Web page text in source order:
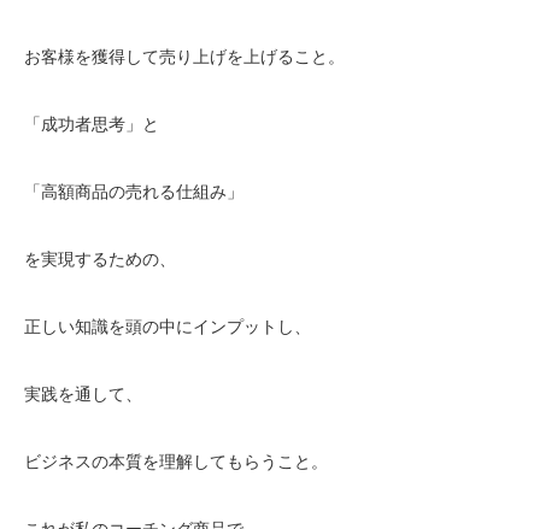
お客様を獲得して売り上げを上げること。
「成功者思考」と
「高額商品の売れる仕組み」
を実現するための、
正しい知識を頭の中にインプットし、
実践を通して、
ビジネスの本質を理解してもらうこと。